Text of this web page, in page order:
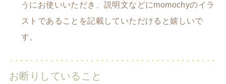
うにお使いいただき、説明文などにmomochyのイラ
ストであることを記載していただけると嬉しいで
す。
お断りしていること